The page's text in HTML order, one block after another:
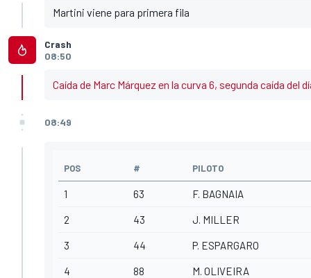
Martini viene para primera fila
Crash
08:50
Caída de Marc Márquez en la curva 6, segunda caída del
08:49
POS # PILOTO
1 63 F. BAGNAIA
2 43 J. MILLER
3 44 P. ESPARGARO
4 88 M. OLIVEIRA